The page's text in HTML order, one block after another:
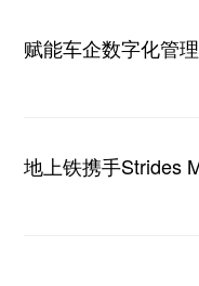
赋能车企数字化管
地上铁携手Strides